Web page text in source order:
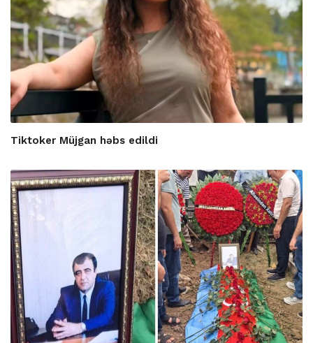
Tiktoker Müjgan həbs edildi